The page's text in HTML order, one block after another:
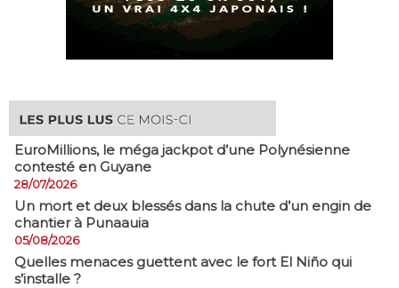
EuroMillions, ​le méga jackpot d’une Polynésienne
contesté en Guyane
28/07/2026
​Un mort et deux blessés dans la chute d’un engin de
chantier à Punaauia
05/08/2026
Quelles menaces guettent avec le fort El Niño qui
s’installe ?